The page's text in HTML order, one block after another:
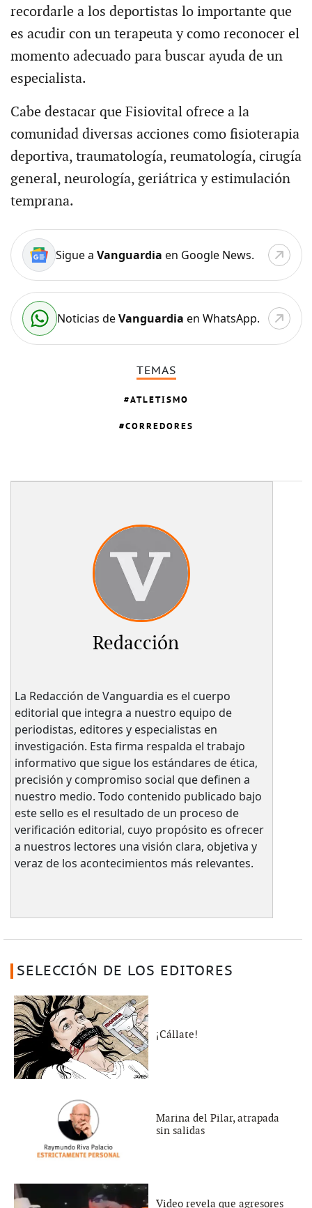
recordarle a los deportistas lo importante que
es acudir con un terapeuta y como reconocer el
momento adecuado para buscar ayuda de un
especialista.
Cabe destacar que Fisiovital ofrece a la
comunidad diversas acciones como fisioterapia
deportiva, traumatología, reumatología, cirugía
general, neurología, geriátrica y estimulación
temprana.
Sigue a Vanguardia en Google News.
Noticias deVanguardia en WhatsApp.
TEMAS
ATLETISMO
CORREDORES
Redacción
La Redacción de Vanguardia es el cuerpo
editorial que integra a nuestro equipo de
periodistas, editores y especialistas en
investigación. Esta firma respalda el trabajo
informativo que sigue los estándares de ética,
precisión y compromiso social que definen a
nuestro medio. Todo contenido publicado bajo
este sello es el resultado de un proceso de
verificación editorial, cuyo propósito es ofrecer
a nuestros lectores una visión clara, objetiva y
veraz de los acontecimientos más relevantes.
SELECCIÓN DE LOS EDITORES
¡Cállate!
Marina del Pilar, atrapada
sin salidas
Video revela que agresores